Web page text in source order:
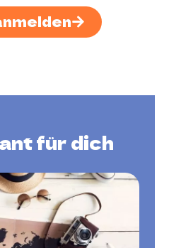
für dich